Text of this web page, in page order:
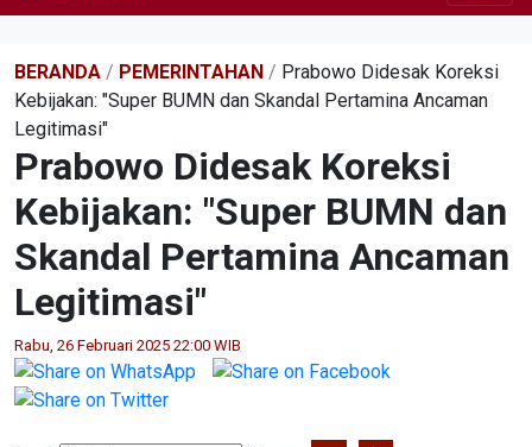
BERANDA / PEMERINTAHAN / Prabowo Didesak Koreksi
Kebijakan: "Super BUMN dan Skandal Pertamina Ancaman
Legitimasi"
Prabowo Didesak Koreksi
Kebijakan: "Super BUMN dan
Skandal Pertamina Ancaman
Legitimasi"
Rabu, 26 Februari 2025 22:00 WIB